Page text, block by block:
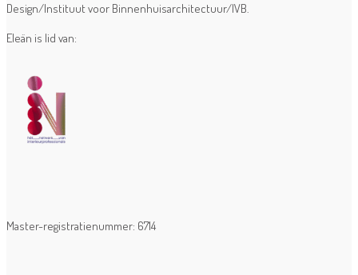
Design/Instituut voor Binnenhuisarchitectuur/IVB.
Eleän is lid van:
Master-registratienummer: 6714